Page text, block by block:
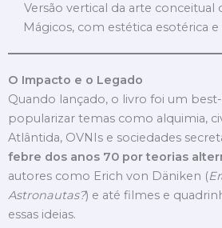
Versão vertical da arte conceitual
Mágicos, com estética esotérica
O Impacto e o Legado
Quando lançado, o livro foi um
popularizar temas como alquimia,
Atlântida, OVNIs e sociedades
febre dos anos 70 por teorias
autores como Erich von Däniken (
Astronautas?) e até filmes e
essas ideias.